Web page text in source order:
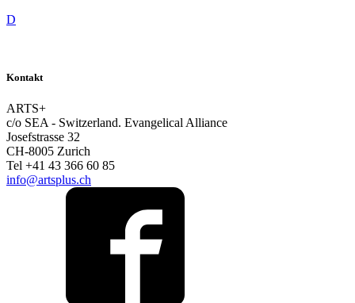
D
Kontakt
ARTS+
c/o SEA - Switzerland. Evangelical Alliance
Josefstrasse 32
CH-8005 Zurich
Tel +41 43 366 60 85
info@artsplus.ch